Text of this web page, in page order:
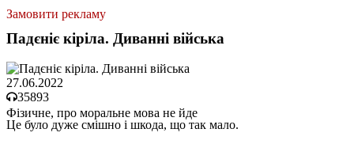
Замовити рекламу
Падєніє кіріла. Диванні війська
27.06.2022
35893
Фізичне, про моральне мова не йде
Це було дуже смішно і шкода, що так мало.